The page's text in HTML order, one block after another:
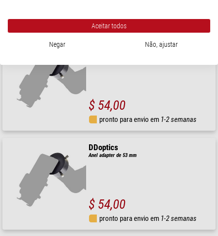
pronto para envio em1-2 semanas
$ 54,00
pronto para envio em 1-2 semanas
DDoptics
Anel adapter de 53 mm
$ 54,00
pronto para envio em 1-2 semanas
Aceitar todos
Negar Não, ajustar